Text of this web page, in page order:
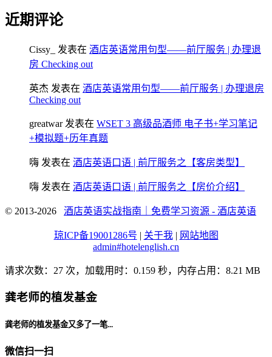
近期评论
Cissy_ 发表在 酒店英语常用句型——前厅服务 | 办理退
房 Checking out
英杰 发表在 酒店英语常用句型——前厅服务 | 办理退房
Checking out
greatwar发表在 WSET 3 高级品酒师 电子书+学习笔记
+模拟题+历年真题
嗨 发表在 酒店英语口语 | 前厅服务之【客房类型】
嗨 发表在 酒店英语口语 | 前厅服务之【房价介绍】
© 2013-2026 酒店英语实战指南｜免费学习资源 - 酒店英语
琼ICP备19001286号 | 关于我 | 网站地图
admin#hotelenglish.cn
请求次数：27 次，加载用时：0.159 秒，内存占用：8.21 MB
龚老师的植发基金
龚老师的植发基金又多了一笔...
微信扫一扫